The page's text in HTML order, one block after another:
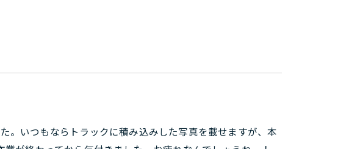
。いつもならトラックに積み込みした写真を載せますが、本